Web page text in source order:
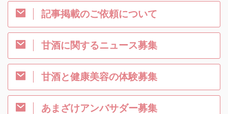
記事掲載のご依頼について
甘酒に関するニュース募集
甘酒と健康美容の体験募集
あまざけアンバサダー募集